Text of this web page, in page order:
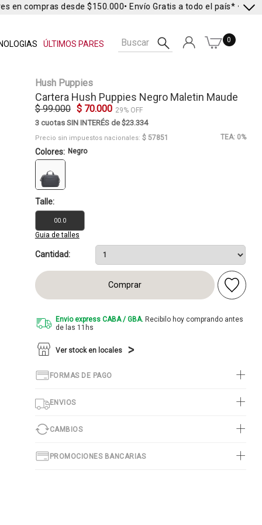
ÚLTIMOS PARES
en compras desde $150.000• Envío Gratis a todo el país* •Envío
0
Hush Puppies
Cartera Hush Puppies Negro Maletin Maude
$ 99.000 $ 70.000 29% OFF
3 cuotas SIN INTERÉS de $23.334
Precio sin impuestos nacionales: $ 57851 TEA: 0%
Colores: Negro
Talle:
Guia de talles
00.0
Cantidad:
Comprar
Envio express CABA / GBA.Recibilo hoy comprando antes
de las 11hs
Ver stock en locales
FORMAS DE PAGO
ENVIOS
CAMBIOS
PROMOCIONES BANCARIAS